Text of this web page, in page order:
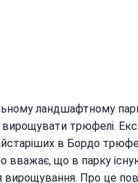
ландшафтному
трюфелі.
в Бордо
вважає, що в парку
вирощування. Про це